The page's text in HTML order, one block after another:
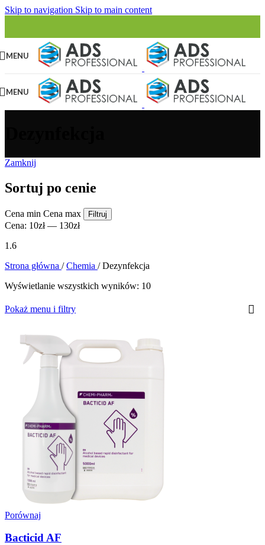
Skip to navigation Skip to main content
MENU
MENU
Zamknij
Sortuj po cenie
Cena min Cena max Filtruj
Cena: 10zł— 130zł
1.6
Strona główna / Chemia / Dezynfekcja
Wyświetlanie wszystkich wyników: 10
Pokaż menu i filtry
Porównaj
Bacticid AF